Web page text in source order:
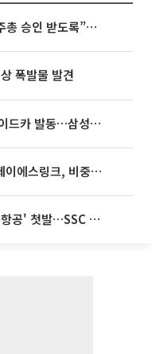
김정관 장관 “반도체 성과급, 주총 승인 받도록”…상법·자본시장법 개정 시사
폭발물 발견
코스피, 장중 5%대 급락에 사이드카 발동…삼성·SK 동반 폭락
트럼프 “자석 사업을 하라”…제이에스링크, 비중국 영구자석 공급망 구축 속도
티웨이항공, 새 이름 '트리니티항공' 첫발…SSC 전략 본격화